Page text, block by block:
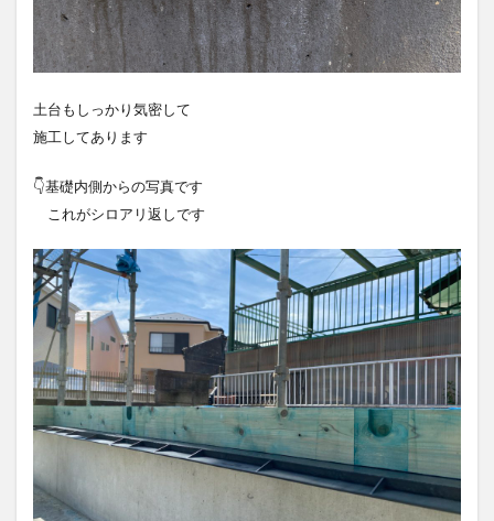
土台もしっかり気密して
施工してあります
👇基礎内側からの写真です
これがシロアリ返しです